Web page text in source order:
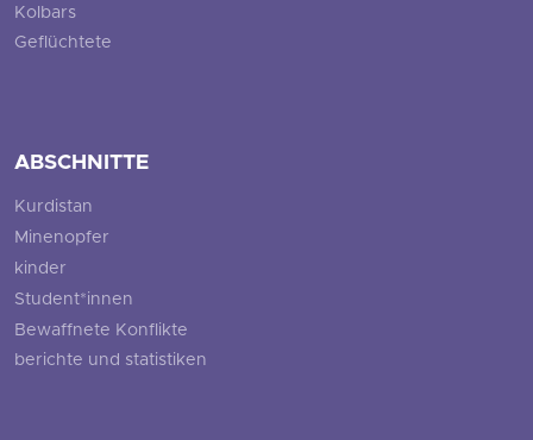
Kolbars
Geflüchtete
ABSCHNITTE
Kurdistan
Minenopfer
kinder
Student*innen
Bewaffnete Konflikte
berichte und statistiken